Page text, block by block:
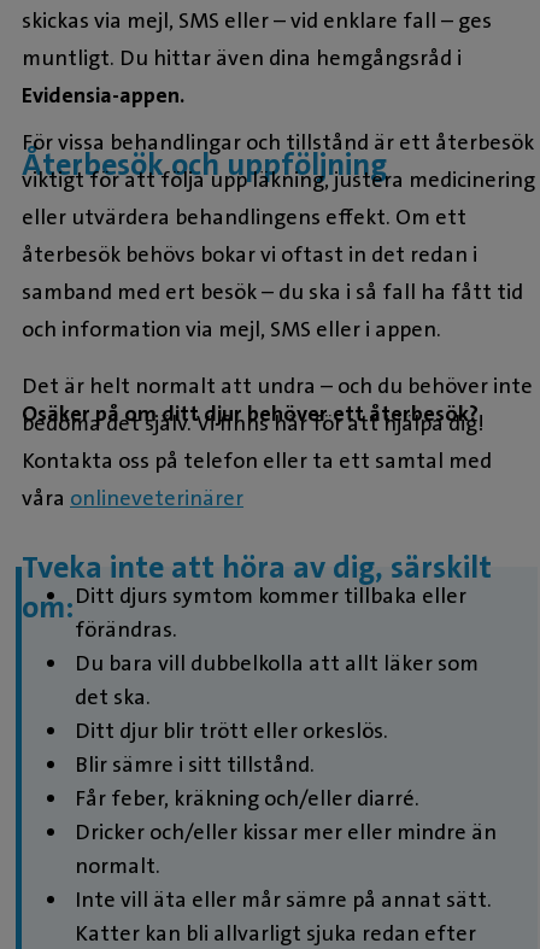
skickas via mejl, SMS eller – vid enklare fall – ges
muntligt. Du hittar även dina hemgångsråd i
Evidensia-appen.
Återbesök och uppföljning
För vissa behandlingar och tillstånd är ett återbesök
viktigt för att följa upp läkning, justera medicinering
eller utvärdera behandlingens effekt. Om ett
återbesök behövs bokar vi oftast in det redan i
samband med ert besök – du ska i så fall ha fått tid
och information via mejl, SMS eller i appen.
Osäker på om ditt djur behöver ett återbesök?
Det är helt normalt att undra – och du behöver inte
bedöma det själv. Vi finns här för att hjälpa dig!
Kontakta oss på telefon eller ta ett samtal med
våra onlineveterinärer
Tveka inte att höra av dig, särskilt
om:Ditt djurs symtom kommer tillbaka eller
förändras.
Du bara vill dubbelkolla att allt läker som
det ska.
Ditt djur blir trött eller orkeslös.
Blir sämre i sitt tillstånd.
Får feber, kräkning och/eller diarré.
Dricker och/eller kissar mer eller mindre än
normalt.
Inte vill äta eller mår sämre på annat sätt.
Katter kan bli allvarligt sjuka redan efter